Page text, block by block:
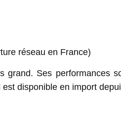
réseau en France)
grand. Ses performances
disponible en import